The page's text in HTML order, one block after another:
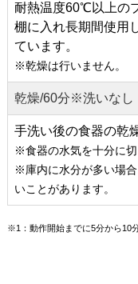
耐熱温度60℃以上の
棚に入れ長期間使用
ています。
※乾燥は行いません。
乾燥/60分※洗いなし
手洗い後の食器の乾
※食器の水気を十分に切
※庫内に水分が多い場
いことがあります。
※1：動作開始までに5分から10